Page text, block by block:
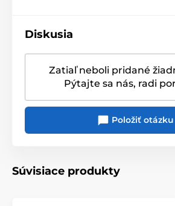
Diskusia
Zatiaľ neboli pridané
Pýtajte sa nás, radi
Položiť otázku
Súvisiace produkty